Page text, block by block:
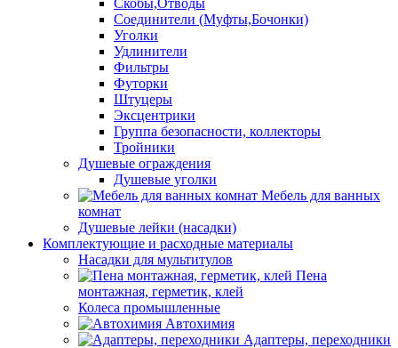
Скобы,Отводы
Соединители (Муфты,Бочонки)
Уголки
Удлинители
Фильтры
Футорки
Штуцеры
Эксцентрики
Группа безопасности, коллекторы
Тройники
Душевые ограждения
Душевые уголки
Мебель для ванных
комнат
Душевые лейки (насадки)
Комплектующие и расходные материалы
Насадки для мультитулов
Пена
монтажная, герметик, клей
Колеса промышленные
Автохимия
Адаптеры, переходники